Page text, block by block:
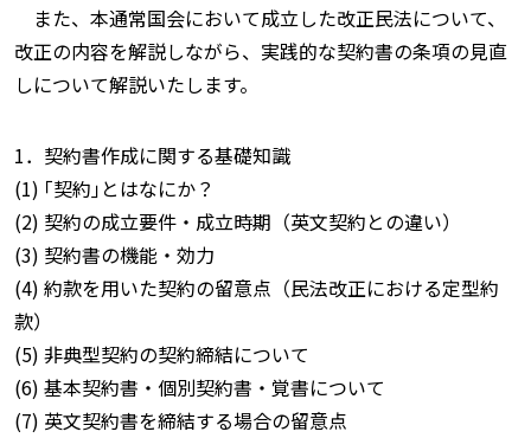
また、本通常国会において成立した改正民法について、
改正の内容を解説しながら、実践的な契約書の条項の見直
しについて解説いたします。
1．契約書作成に関する基礎知識
(1) ｢契約｣とはなにか？
(2) 契約の成立要件・成立時期（英文契約との違い）
(3) 契約書の機能・効力
(4) 約款を用いた契約の留意点（民法改正における定型約
款）
(5) 非典型契約の契約締結について
(6) 基本契約書・個別契約書・覚書について
(7) 英文契約書を締結する場合の留意点